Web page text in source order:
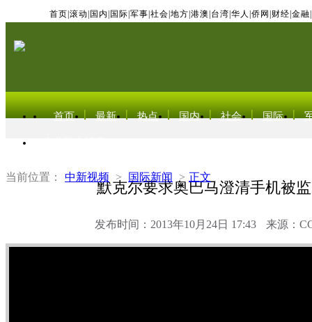
首页 滚动 国内 国际 军事 社会 地方 港澳 台湾 华人 侨网 财经 金融
首页 最新 热点 国内 社会 国际
当前位置： 中新视频 > 国际新闻 > 正文
默克尔要求奥巴马澄清手机被
发布时间：2013年10月24日 17:43 来源：